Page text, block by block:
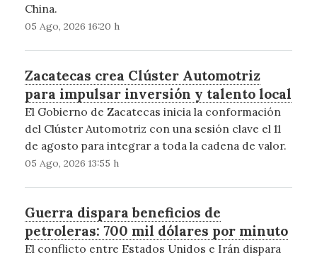
China.
05 Ago, 2026 16:20 h
Zacatecas crea Clúster Automotriz
para impulsar inversión y talento local
El Gobierno de Zacatecas inicia la conformación
del Clúster Automotriz con una sesión clave el 11
de agosto para integrar a toda la cadena de valor.
05 Ago, 2026 13:55 h
Guerra dispara beneficios de
petroleras: 700 mil dólares por minuto
El conflicto entre Estados Unidos e Irán dispara